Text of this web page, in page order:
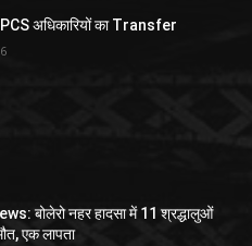
अधिकारियों का Transfer
बोलेरो नहर हादसा में 11 श्रद्धालुओं
एक लापता